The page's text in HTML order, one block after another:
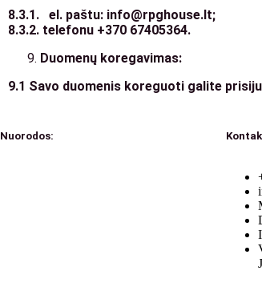
8.3.1. el. paštu: info@rpghouse.lt;
8.3.2. telefonu +370 67405364.
Duomenų koregavimas:
9.1 Savo duomenis koreguoti galite
Nuorodos: